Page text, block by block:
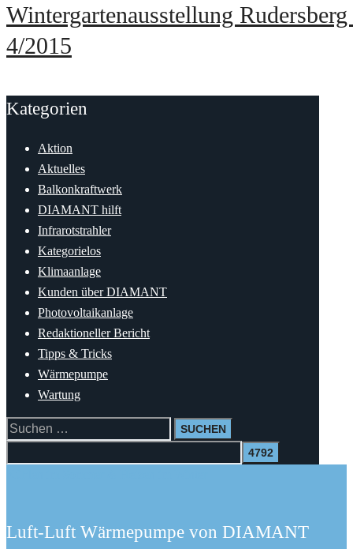
Wintergartenausstellung
4/2015
Kategorien
Aktion
Aktuelles
Balkonkraftwerk
DIAMANT hilft
Infrarotstrahler
Kategorielos
Klimaanlage
Kunden über DIAMANT
Photovoltaikanlage
Redaktioneller Bericht
Tipps & Tricks
Wärmepumpe
Wartung
Suchen
nach:
Luft-Luft Wärmepumpe von DIAMANT